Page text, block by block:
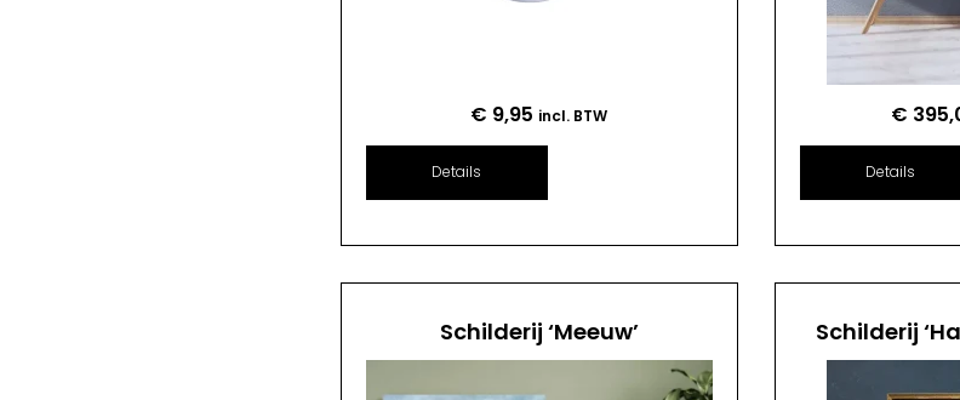
€ 9,95 incl. BTW
Details
€
Details
Schilderij ‘Meeuw’ Schilderij